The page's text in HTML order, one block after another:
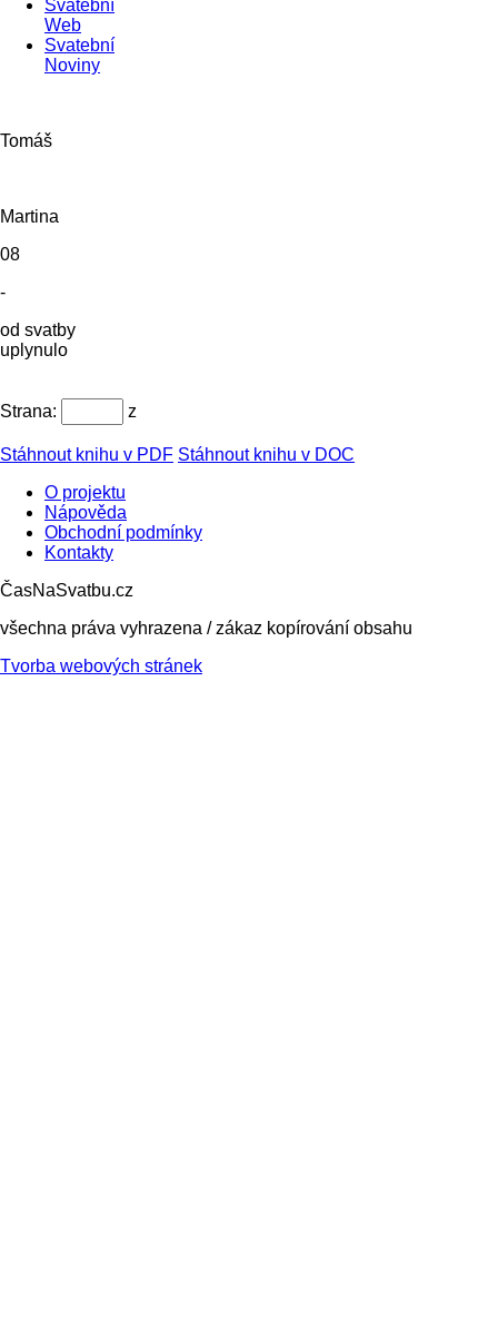
Svatební
Web
Svatební
Noviny
Tomáš
Martina
08
-
od svatby
uplynulo
Strana: z
Stáhnout knihu v PDF Stáhnout knihu v DOC
O projektu
Nápověda
Obchodní podmínky
Kontakty
ČasNaSvatbu.cz
všechna práva vyhrazena / zákaz kopírování obsahu
Tvorba webových stránek